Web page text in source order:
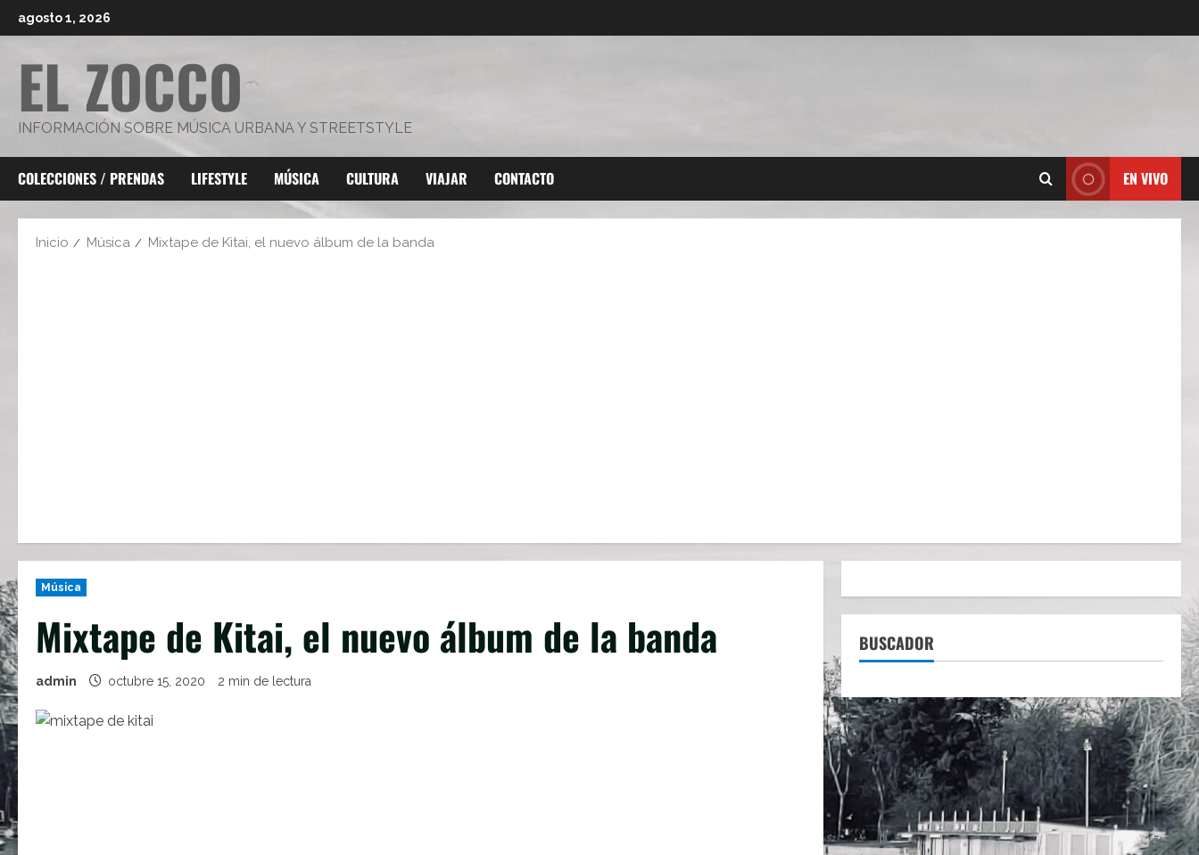
al
agosto 1, 2026
EL ZOCCO
INFORMACIÓN SOBRE MÚSICA URBANA Y STREETSTYLE
COLECCIONES / PRENDAS LIFESTYLE MÚSICA CULTURA VIAJAR CONTACTO EN VIVO
Inicio Música Mixtape de Kitai, el nuevo álbum de la banda
Música
Mixtape de Kitai, el nuevo álbum de la banda
admin octubre 15, 2020 2 min de lectura
BUSCADOR